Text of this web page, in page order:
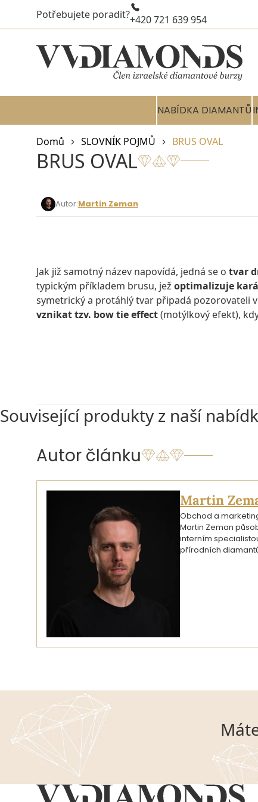
Potřebujete poradit?+420 721 639 954
NABÍDKA DIAMANTŮ
Domů SLOVNÍK POJMŮ BRUS OVAL
BRUS OVAL
Autor:Martin Zeman
Jak již samotný název napovídá, jedná se o tvar
typickým příkladem brusu, jež optimalizuje
symetrický a protáhlý tvar připadá pozorovateli
vznikat tzv. bow tie effect(motýlkový efekt),
Související produkty z naší
Autor článku
Martin
Obchod a
Martin Zeman
interním
přírodních